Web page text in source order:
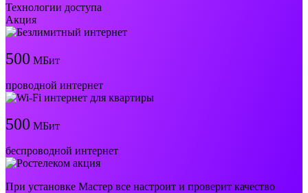
Технологии доступа
Акция
500 МБит
проводной интернет
500 МБит
беспроводной интернет
При установке Мастер все настроит и проверит качество